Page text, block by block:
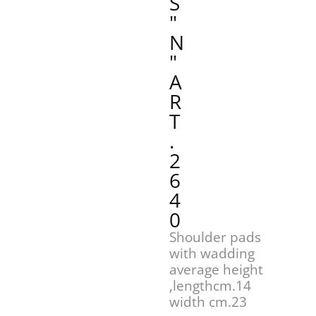
"
N
"
A
R
T
.
2
6
4
0
Shoulder pads
with wadding
average height
,lengthcm.14
width cm.23